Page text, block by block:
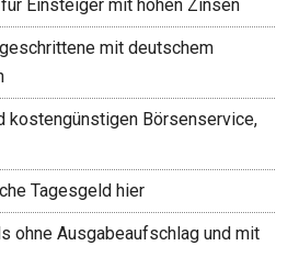
Einsteiger mit hohen Zinsen
mit deutschem
kostengünstigen Börsenservice,
Tagesgeld hier
ohne Ausgabeaufschlag und mit